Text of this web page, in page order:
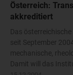
Österreich:
akkreditiert
Das
seit September
mechanische,
Damit will das